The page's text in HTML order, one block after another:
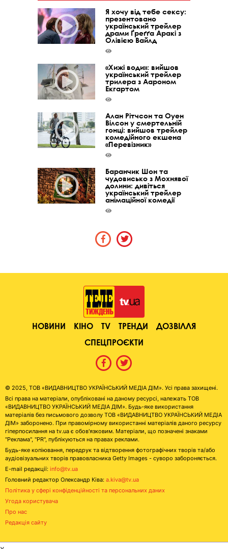
Я хочу від тебе сексу:
презентовано
український трейлер
драми Ґреґґа Аракі з
Олівією Вайлд
«Хижі води»: вийшов
український трейлер
трилера з Аароном
Екгартом
Алан Рітчсон та Оуен
Вілсон у смертельній
гонці: вийшов трейлер
комедійного екшена
«Перевізник»
Баранчик Шон та
чудовисько з Мохнявої
долини: дивіться
український трейлер
анімаційної комедії
НОВИНИ КІНО TV ТРЕНДИ
ДОЗВІЛЛЯ
СПЕЦПРОЄКТИ
© 2025, ТОВ «ВИДАВНИЦТВО УКРАЇНСЬКИЙ МЕДІА ДІМ». Усі права захищені.
Всі права на матеріали, опубліковані на даному ресурсі, належать ТОВ
«ВИДАВНИЦТВО УКРАЇНСЬКИЙ МЕДІА ДІМ». Будь-яке використання
матеріалів без письмового дозволу ТОВ «ВИДАВНИЦТВО УКРАЇНСЬКИЙ МЕДІА
ДІМ» заборонено. При правомірному використанні матеріалів даного ресурсу
гіперпосилання на tv.ua є обов'язковим. Матеріали, що позначені знаками
"Реклама", "PR", публікуються на правах реклами.
Будь-яке копіювання, передрук та відтворення фотографічних творів та/або
аудіовізуальних творів правовласника Getty Images - суворо забороняється.
E-mail редакції: info@tv.ua
Головний редактор Олександр Ківа: a.kiva@tv.ua
Політика у сфері конфіденційності та персональних даних
Угода користувача
Про нас
Редакція сайту